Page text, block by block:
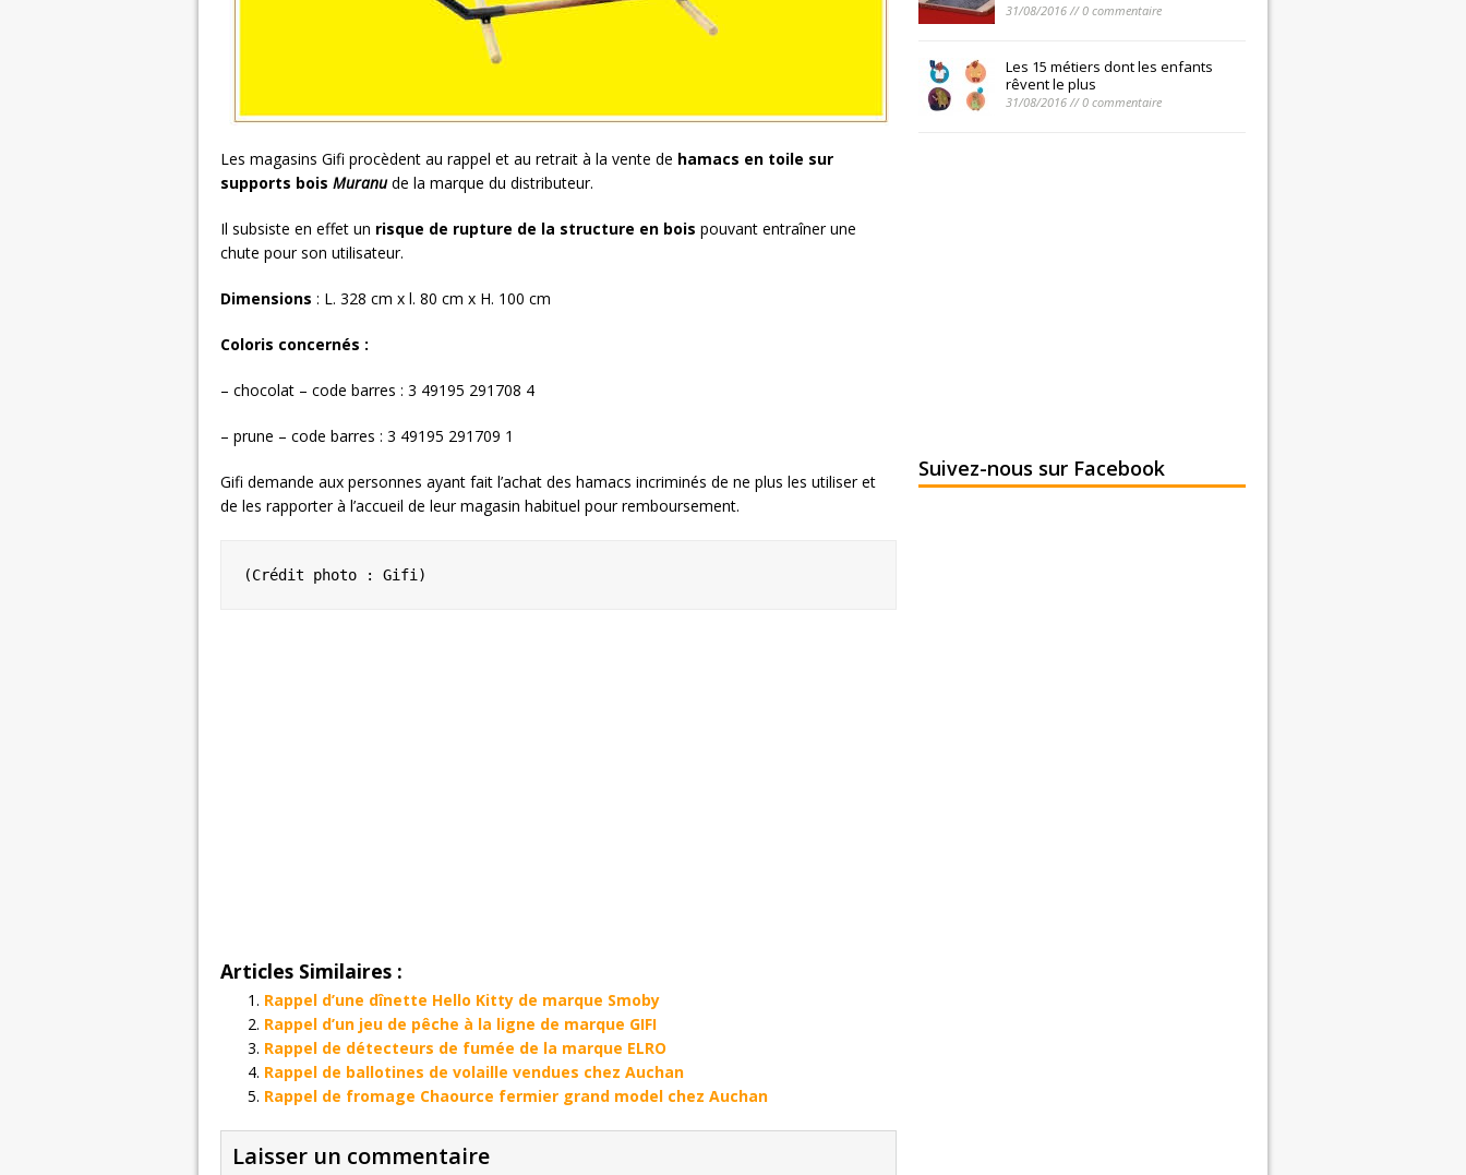
Les magasins Gifi procèdent au rappel et au retrait à la vente de hamacs en toile sur
supports bois Muranude la marque du distributeur.
Il subsiste en effet un risque de rupture de la structure en bois pouvant entraîner une
chute pour son utilisateur.
Dimensions : L. 328 cm x l. 80 cm x H. 100 cm
Coloris concernés :
– chocolat – code barres : 3 49195 291708 4
– prune – code barres : 3 49195 291709 1
Gifi demande aux personnes ayant fait l’achat des hamacs incriminés de ne plus les utiliser et
de les rapporter à l’accueil de leur magasin habituel pour remboursement.
(Crédit photo : Gifi)
Articles Similaires :
Rappel d’une dînette Hello Kitty de marque Smoby
Rappel d’un jeu de pêche à la ligne de marque GIFI
Rappel de détecteurs de fumée de la marque ELRO
Rappel de ballotines de volaille vendues chez Auchan
Rappel de fromage Chaource fermier grand model chez Auchan
Laisser un commentaire
31/08/2016 // 0 commentaire
Les 15 métiers dont les enfants
rêvent le plus
31/08/2016 // 0 commentaire
Suivez-nous sur Facebook